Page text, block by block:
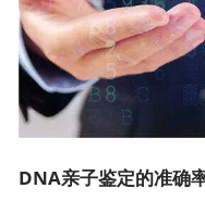
DNA亲子鉴定的准确